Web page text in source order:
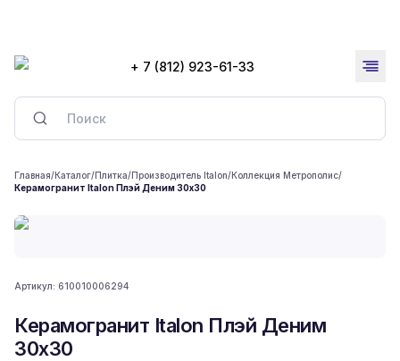
+ 7 (812) 923-61-33
Главная/Каталог/Плитка/Производитель Italon/Коллекция Метрополис/
Керамогранит Italon Плэй Деним 30x30
Артикул: 610010006294
Керамогранит Italon Плэй Деним
30x30